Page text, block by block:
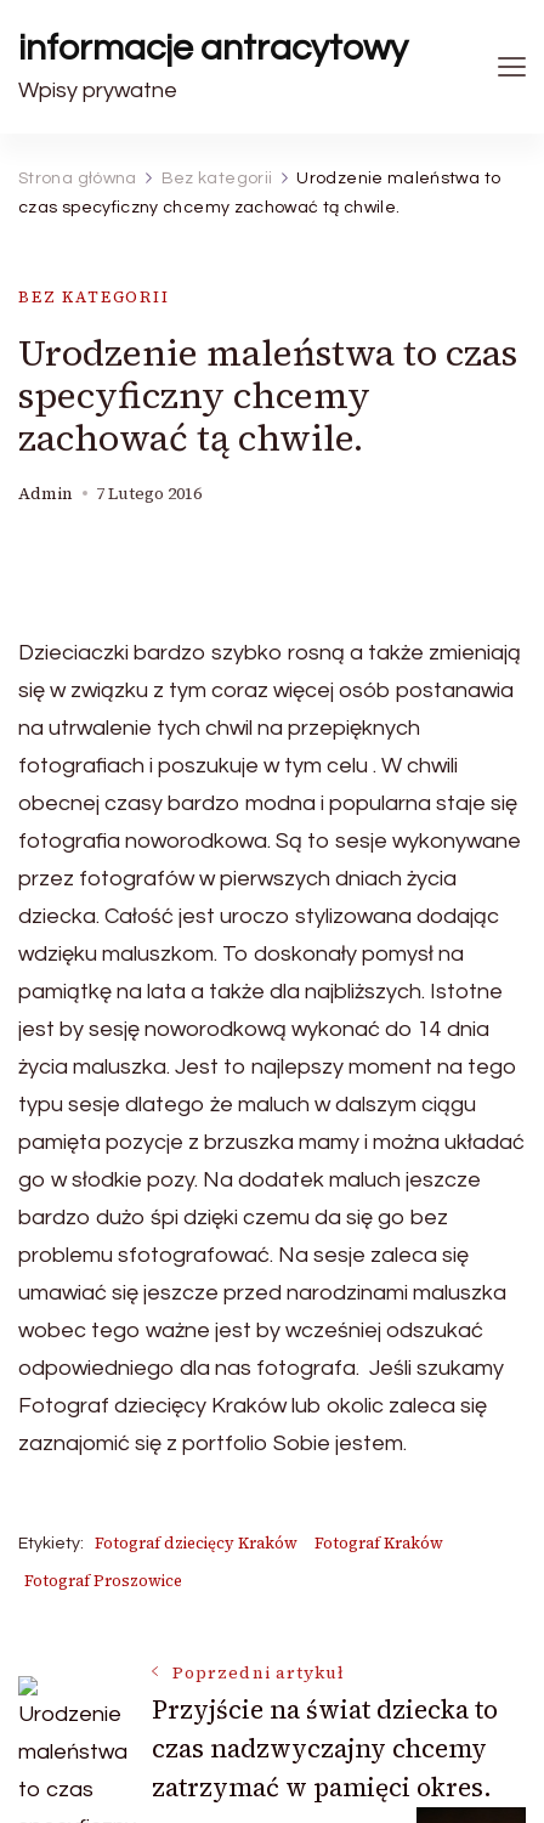
informacje antracytowy
Wpisy prywatne
Strona główna Bez kategorii
Urodzenie maleństwa to
czas specyficzny chcemy zachować tą chwile.
BEZ KATEGORII
Urodzenie maleństwa to czas
specyficzny chcemy
zachować tą chwile.
Admin 7 Lutego 2016
Dzieciaczki bardzo szybko rosną a także zmieniają
się w związku z tym coraz więcej osób postanawia
na utrwalenie tych chwil na przepięknych
fotografiach i poszukuje w tym celu . W chwili
obecnej czasy bardzo modna i popularna staje się
fotografia noworodkowa. Są to sesje wykonywane
przez fotografów w pierwszych dniach życia
dziecka. Całość jest uroczo stylizowana dodając
wdzięku maluszkom. To doskonały pomysł na
pamiątkę na lata a także dla najbliższych. Istotne
jest by sesję noworodkową wykonać do 14 dnia
życia maluszka. Jest to najlepszy moment na tego
typu sesje dlatego że maluch w dalszym ciągu
pamięta pozycje z brzuszka mamy i można układać
go w słodkie pozy. Na dodatek maluch jeszcze
bardzo dużo śpi dzięki czemu da się go bez
problemu sfotografować. Na sesje zaleca się
umawiać się jeszcze przed narodzinami maluszka
wobec tego ważne jest by wcześniej odszukać
odpowiedniego dla nas fotografa. Jeśli szukamy
Fotograf dziecięcy Kraków lub okolic zaleca się
zaznajomić się z portfolio Sobie jestem.
Etykiety: Fotograf dziecięcy Kraków
Fotograf Kraków
Fotograf Proszowice
Nawigacja
wpisu
Poprzedni artykuł
Przyjście na świat dziecka to
czas nadzwyczajny chcemy
zatrzymać w pamięci okres.